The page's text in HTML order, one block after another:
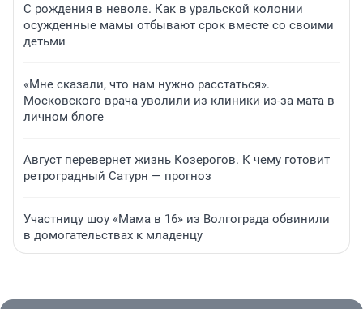
С рождения в неволе. Как в уральской колонии
осужденные мамы отбывают срок вместе со своими
детьми
«Мне сказали, что нам нужно расстаться».
Московского врача уволили из клиники из-за мата в
личном блоге
Август перевернет жизнь Козерогов. К чему готовит
ретроградный Сатурн — прогноз
Участницу шоу «Мама в 16» из Волгограда обвинили
в домогательствах к младенцу